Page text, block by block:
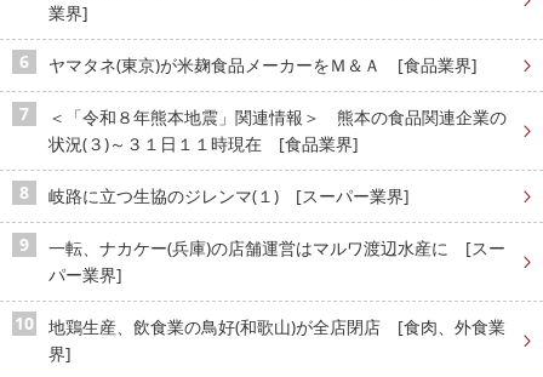
業界]
ヤマタネ(東京)が米麹食品メーカーをＭ＆Ａ [食品業界]
＜「令和８年熊本地震」関連情報＞ 熊本の食品関連企業の
状況(３)～３１日１１時現在 [食品業界]
岐路に立つ生協のジレンマ(１) [スーパー業界]
一転、ナカケー(兵庫)の店舗運営はマルワ渡辺水産に [スー
パー業界]
地鶏生産、飲食業の鳥好(和歌山)が全店閉店 [食肉、外食業
界]